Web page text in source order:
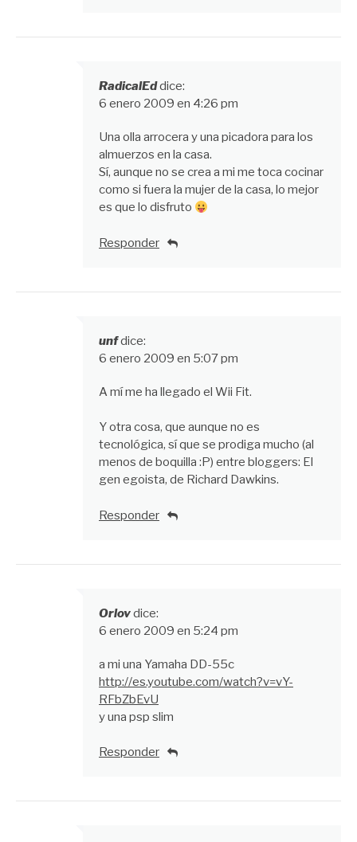
RadicalEddice:
6 enero 2009 en 4:26 pm
Una olla arrocera y una picadora para los
almuerzos en la casa.
Sí, aunque no se crea a mi me toca cocinar
como si fuera la mujer de la casa, lo mejor
es que lo disfruto
Responder
unfdice:
6 enero 2009 en 5:07 pm
A mí me ha llegado el Wii Fit.
Y otra cosa, que aunque no es
tecnológica, sí que se prodiga mucho (al
menos de boquilla :P) entre bloggers: El
gen egoista, de Richard Dawkins.
Responder
Orlovdice:
6 enero 2009 en 5:24 pm
a mi una Yamaha DD-55c
http://es.youtube.com/watch?v=vY-
RFbZbEvU
y una psp slim
Responder